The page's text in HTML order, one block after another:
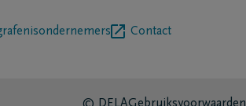
Contact